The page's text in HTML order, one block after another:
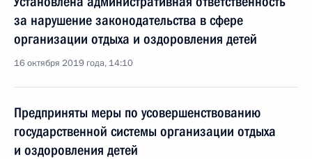
за нарушение законодательства в сфере
организации отдыха и оздоровления детей
16 октября 2019 года, 14:10
Предприняты меры по усовершенствованию
государственной системы организации отдыха
и оздоровления детей